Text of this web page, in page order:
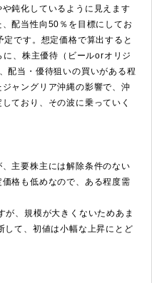
鈍化しているように見えます
配当性向50％を目標にしてお
です。想定価格で算出すると
に、株主優待（ビールorオリジ
配当・優待狙いの買いがある程
ャングリア沖縄の影響で、沖
ており、その波に乗っていく
主要株主には解除条件のない
格も低めなので、ある程度需
が、規模が大きくないためあま
して、初値は小幅な上昇にとど